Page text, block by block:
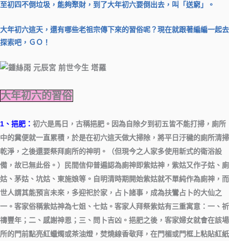
至初四不倒垃圾，能夠聚財，到了大年初六要倒出去，叫「送窮」。
大年初六這天，還有哪些老祖宗傳下來的習俗呢？現在就跟著編編一起去
探索吧，ＧＯ！
大年初六的習俗
1、挹肥： 初六是馬日，古稱挹肥。因為自除夕到初五皆不能打掃，廁所
中的糞便就一直累積，於是在初六這天做大掃除，將平日汙穢的廁所清掃
乾淨，之後還要祭拜廁所的神明。（但現今之人家多使用新式的衛浴設
備，故已無此俗。）
民間信仰普遍認為廁神即紫姑神，紫姑又作子姑、廁
姑、茅姑、坑姑、東施娘等。自明清時期開始紫姑就不單純作為廁神，而
世人謂其能預言未來，多迎祀於家，占卜諸事，成為扶鸞占卜的大仙之
一。客家俗稱紫姑神為七姐、七姑。 客家人拜祭紫姑有三重寓意：一、祈
禱豐年；二、感謝神恩；三、問卜吉凶。挹肥之後，客家婦女就會在該場
所的門前點亮紅蠟燭或茶油燈，焚燒線香敬拜，在門楣或門框上粘貼紅紙